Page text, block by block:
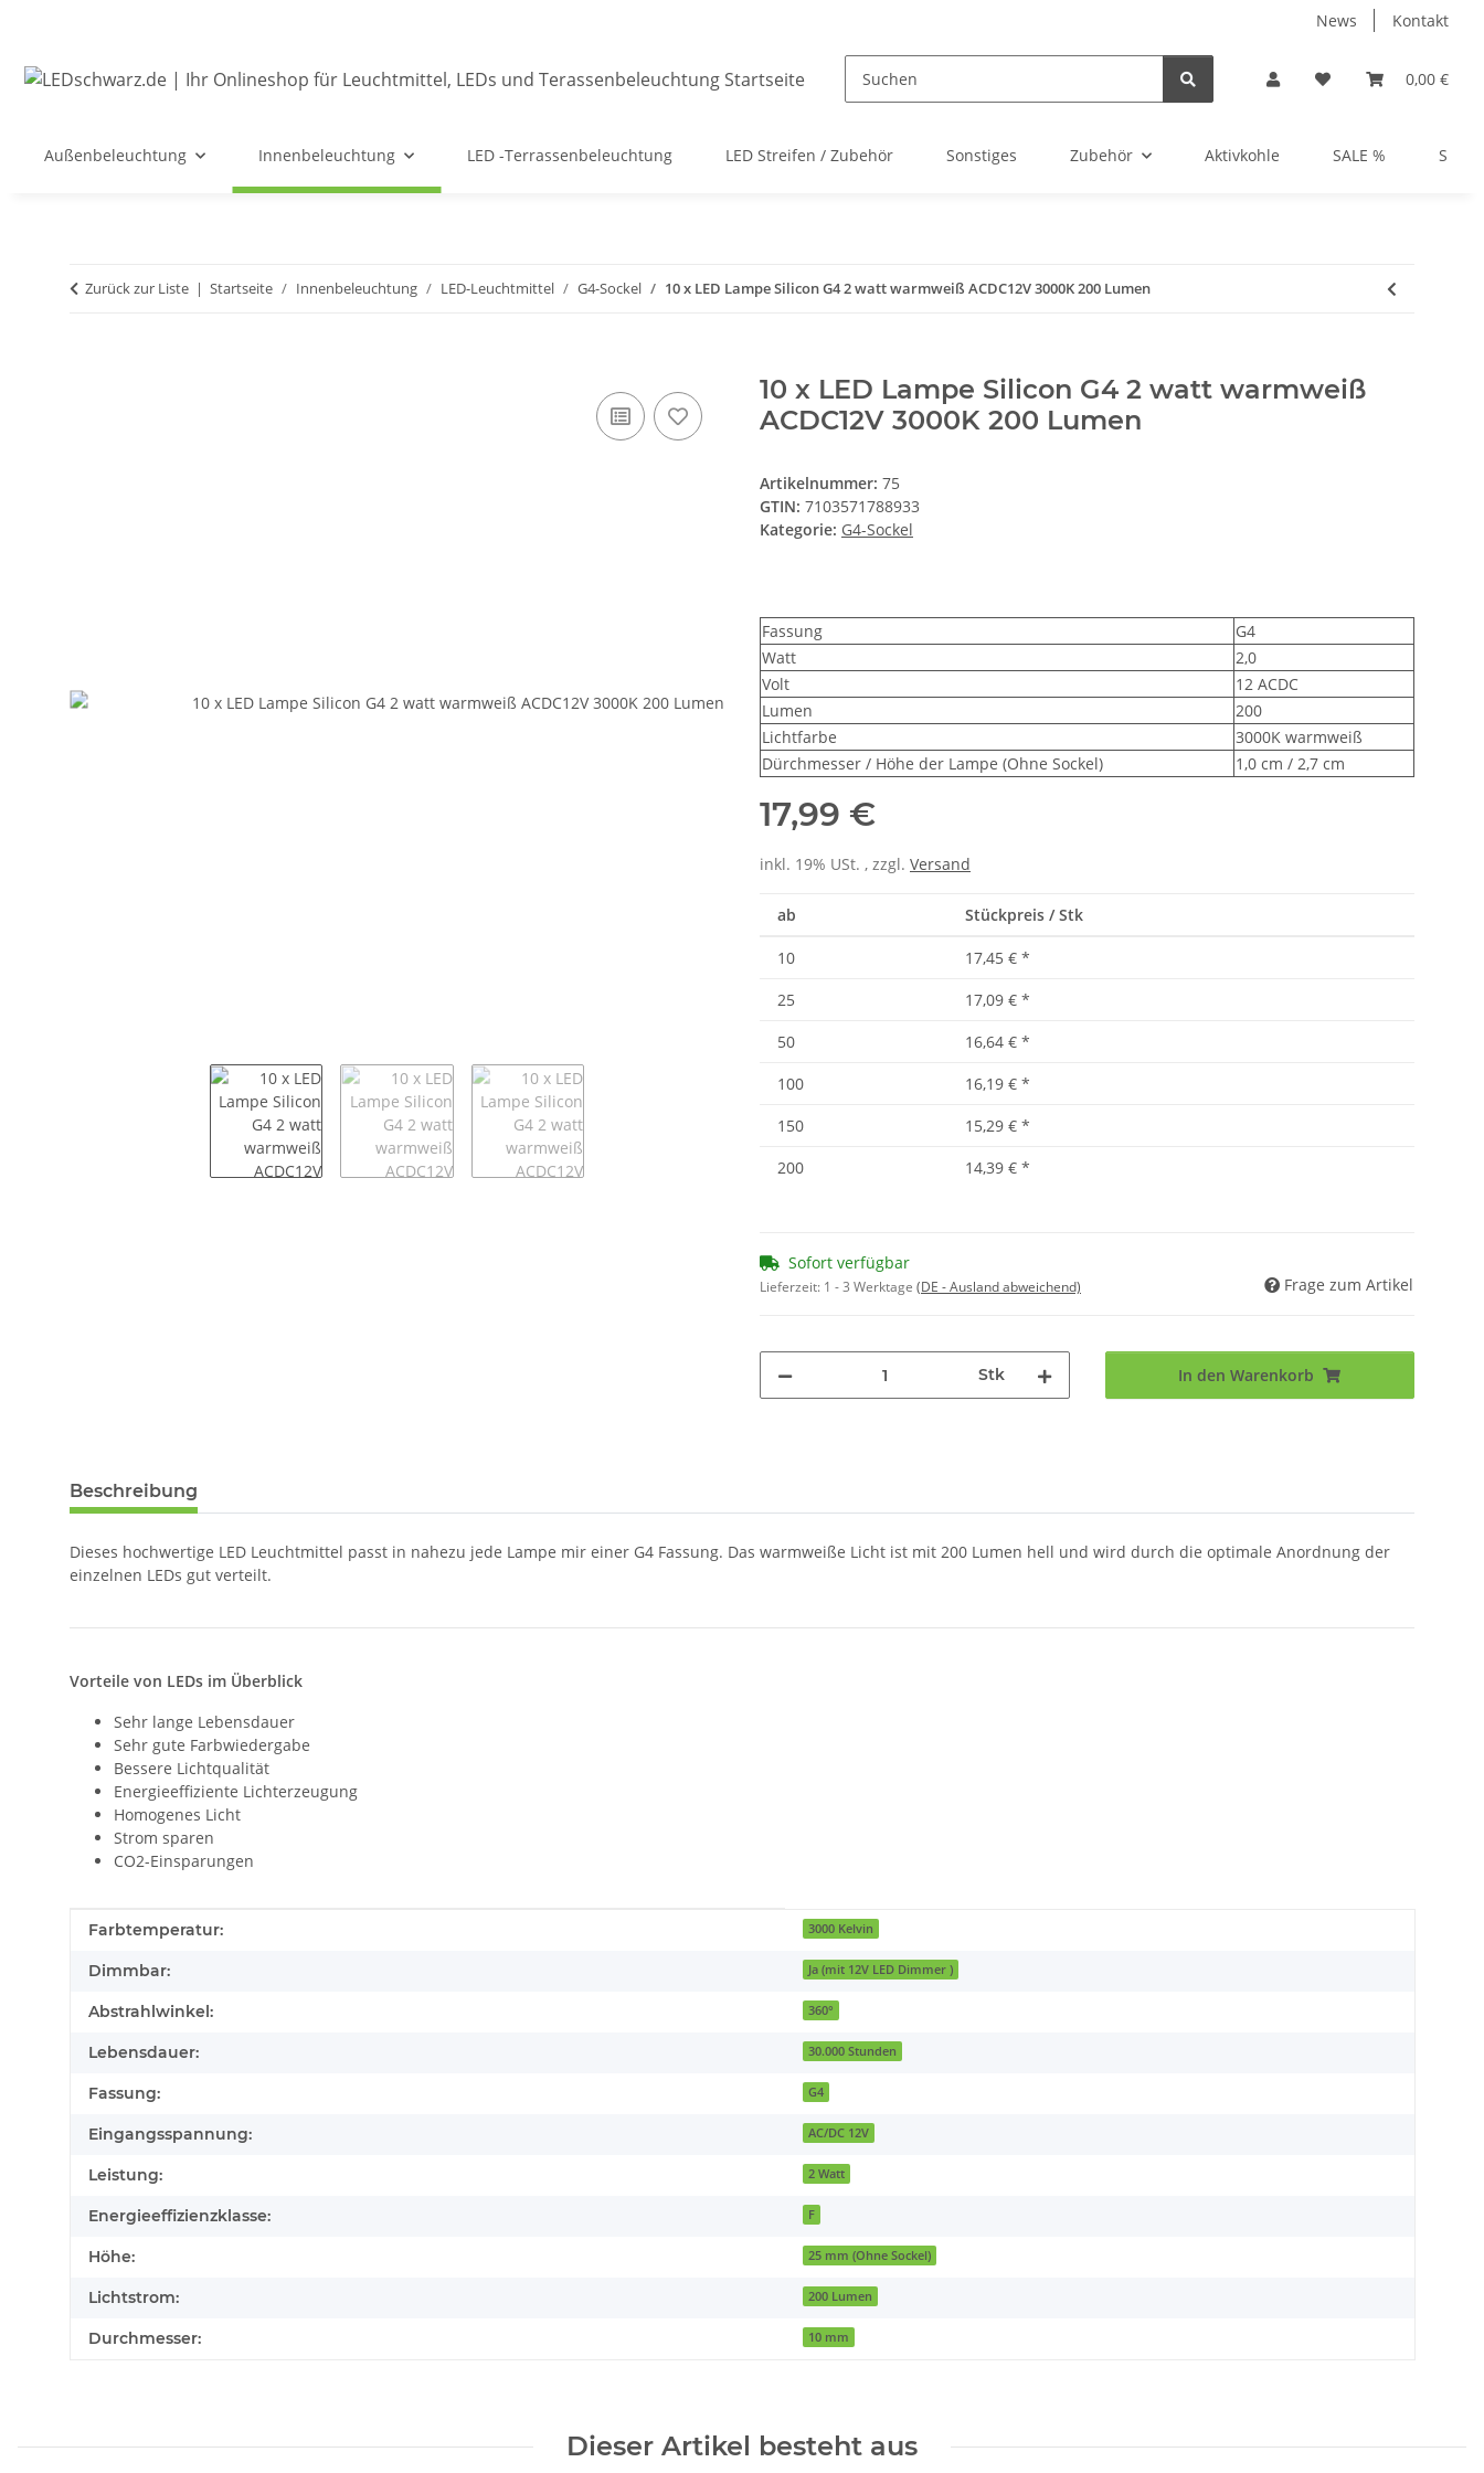
News Kontakt
0,00 €
Außenbeleuchtung Innenbeleuchtung LED -Terrassenbeleuchtung LED Streifen / Zubehör Sonstiges Zubehör Aktivkohle SALE %
Zurück zur Liste Startseite Innenbeleuchtung LED-Leuchtmittel G4-Sockel 10 x LED Lampe Silicon G4 2 watt warmweiß ACDC12V 3000K 200 Lumen
10 x LED Lampe Silicon G4 2 watt warmweiß
ACDC12V 3000K 200 Lumen
Artikelnummer: 75
GTIN: 7103571788933
Kategorie: G4-Sockel
Fassung
G4
Watt
2,0
Volt
12 ACDC
Lumen
200
Lichtfarbe
3000K warmweiß
Dürchmesser / Höhe der Lampe (Ohne Sockel)
1,0 cm / 2,7 cm
17,99 €
inkl. 19% USt. , zzgl. Versand
ab Stückpreis / Stk
10 17,45 € *
25
17,09 € *
50
16,64 € *
100
16,19 € *
150
15,29 € *
200
14,39 € *
Sofort verfügbar
Lieferzeit: 1 - 3 Werktage (DE - Ausland abweichend) Frage zum Artikel
Stk In den Warenkorb
weitere Registerkarten anzeigen
Beschreibung
Dieses hochwertige LED Leuchtmittel passt in nahezu jede Lampe mir einer G4 Fassung. Das warmweiße Licht ist mit 200 Lumen hell und wird durch die optimale Anordnung der
einzelnen LEDs gut verteilt.
Vorteile von LEDs im Überblick
Sehr lange Lebensdauer
Sehr gute Farbwiedergabe
Bessere Lichtqualität
Energieeffiziente Lichterzeugung
Homogenes Licht
Strom sparen
CO2-Einsparungen
Produkteigenschaft
Wert
Farbtemperatur: 3000 Kelvin
Dimmbar: Ja (mit 12V LED Dimmer )
Abstrahlwinkel: 360°
Lebensdauer: 30.000 Stunden
Fassung: G4
Eingangsspannung: AC/DC 12V
Leistung: 2 Watt
Energieeffizienzklasse: F
Höhe: 25 mm (Ohne Sockel)
Lichtstrom: 200 Lumen
Durchmesser: 10 mm
Dieser Artikel besteht aus